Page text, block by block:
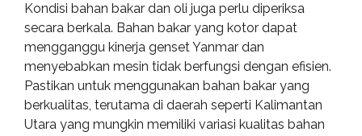
Kondisi bahan bakar dan oli juga perlu diperiksa
secara berkala. Bahan bakar yang kotor dapat
mengganggu kinerja genset Yanmar dan
menyebabkan mesin tidak berfungsi dengan efisien.
Pastikan untuk menggunakan bahan bakar yang
berkualitas, terutama di daerah seperti Kalimantan
Utara yang mungkin memiliki variasi kualitas bahan